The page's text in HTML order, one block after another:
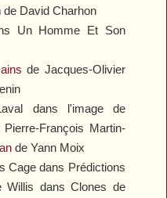
de David Charhon
Un Homme Et Son
de Jacques-Olivier
dans l'image de
François Martin-
de Yann Moix
Cage dans Prédictions
Willis dansClones de